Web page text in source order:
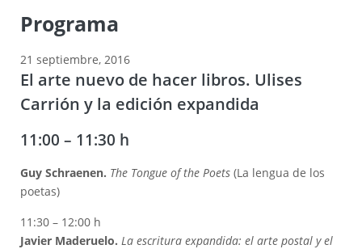
Programa
21 septiembre, 2016
El arte nuevo de hacer libros. Ulises
Carrión y la edición expandida
11:00 – 11:30 h
Guy Schraenen. The Tongue of the Poets (La lengua de los
poetas)
11:30 – 12:00 h
Javier Maderuelo. La escritura expandida: el arte postal y el